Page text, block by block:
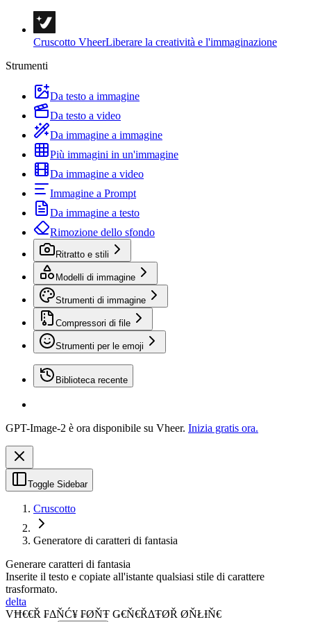
Cruscotto VheerLiberare la creatività e l'immaginazione
Strumenti
Da testo a immagine
Da testo a video
Da immagine a immagine
Più immagini in un'immagine
Da immagine a video
Immagine a Prompt
Da immagine a testo
Rimozione dello sfondo
Ritratto e stili
Modelli di immagine
Strumenti di immagine
Compressori di file
Strumenti per le emoji
Biblioteca recente
GPT-Image-2 è ora disponibile su Vheer. Inizia gratis ora.
Toggle Sidebar
Cruscotto
Generatore di caratteri di fantasia
Generare caratteri di fantasia
Inserite il testo e copiate all'istante qualsiasi stile di carattere
trasformato.
delta
VĦ€€Ř ₣ΔŇĆ¥ ₣ØŇŦ Ǥ€Ň€ŘΔŦØŘ ØŇŁƗŇ€